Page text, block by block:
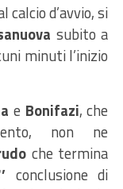
calcio d’avvio, si
subito a
minuti l’inizio
e Bonifazi, che
non ne
che termina
conclusione di